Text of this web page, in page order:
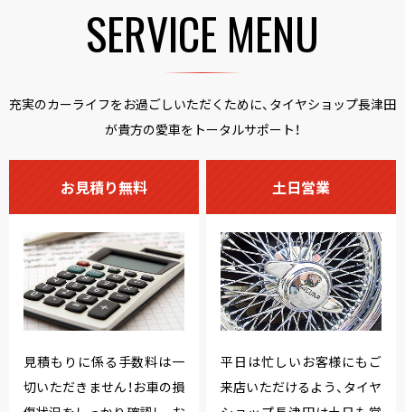
SERVICE MENU
充実のカーライフをお過ごしいただくために、タイヤショップ長津田
が貴方の愛車をトータルサポート！
お見積り無料
見積もりに係る手数料は一
切いただきません！お車の損
土日営業
平日は忙しいお客様にもご
来店いただけるよう、タイヤ